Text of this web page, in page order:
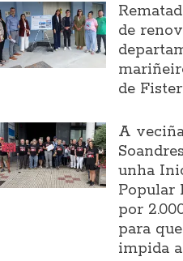
de
de
A
unha
Popular
por
para
impida